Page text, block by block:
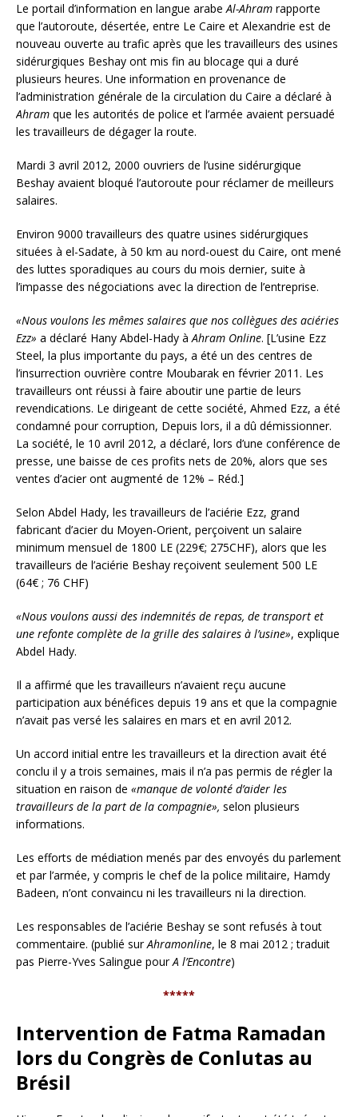
Le portail d’information en langue arabeAl-Ahram rapporte
que l’autoroute, désertée, entre Le Caire et Alexandrie est de
nouveau ouverte au trafic après que les travailleurs des usines
sidérurgiques Beshay ont mis fin au blocage qui a duré
plusieurs heures. Une information en provenance de
l’administration générale de la circulation du Caire a déclaré à
Ahram que les autorités de police et l’armée avaient persuadé
les travailleurs de dégager la route.
Mardi 3 avril 2012, 2000 ouvriers de l’usine sidérurgique
Beshay avaient bloqué l’autoroute pour réclamer de meilleurs
salaires.
Environ 9000 travailleurs des quatre usines sidérurgiques
situées à el-Sadate, à 50 km au nord-ouest du Caire, ont mené
des luttes sporadiques au cours du mois dernier, suite à
l’impasse des négociations avec la direction de l’entreprise.
«Nous voulons les mêmes salaires que nos collègues des aciéries
Ezz» a déclaré Hany Abdel-Hady àAhram Online. [L’usine Ezz
Steel, la plus importante du pays, a été un des centres de
l’insurrection ouvrière contre Moubarak en février 2011. Les
travailleurs ont réussi à faire aboutir une partie de leurs
revendications. Le dirigeant de cette société, Ahmed Ezz, a été
condamné pour corruption, Depuis lors, il a dû démissionner.
La société, le 10 avril 2012, a déclaré, lors d’une conférence de
presse, une baisse de ces profits nets de 20%, alors que ses
ventes d’acier ont augmenté de 12% – Réd.]
Selon Abdel Hady, les travailleurs de l’aciérie Ezz, grand
fabricant d’acier du Moyen-Orient, perçoivent un salaire
minimum mensuel de 1800 LE (229€; 275CHF), alors que les
travailleurs de l’aciérie Beshay reçoivent seulement 500 LE
(64€ ; 76 CHF)
«Nous voulons aussi des indemnités de repas, de transport et
une refonte complète de la grille des salaires à l’usine», explique
Abdel Hady.
Il a affirmé que les travailleurs n’avaient reçu aucune
participation aux bénéfices depuis 19 ans et que la compagnie
n’avait pas versé les salaires en mars et en avril 2012.
Un accord initial entre les travailleurs et la direction avait été
conclu il y a trois semaines, mais il n’a pas permis de régler la
situation en raison de «manque de volonté d’aider les
travailleurs de la part de la compagnie», selon plusieurs
informations.
Les efforts de médiation menés par des envoyés du parlement
et par l’armée, y compris le chef de la police militaire, Hamdy
Badeen, n’ont convaincu ni les travailleurs ni la direction.
Les responsables de l’aciérie Beshay se sont refusés à tout
commentaire. (publié surAhramonline, le 8 mai 2012 ; traduit
pas Pierre-Yves Salingue pourA l’Encontre)
*****
Intervention de Fatma Ramadan
lors du Congrès de Conlutas au
Brésil